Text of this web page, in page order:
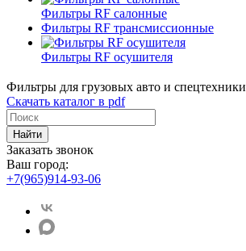
Фильтры RF салонные
Фильтры RF трансмиссионные
Фильтры RF осушителя
Фильтры для грузовых авто и спецтехники
Скачать каталог в pdf
Найти
Заказать звонок
Ваш город:
+7(965)914-93-06